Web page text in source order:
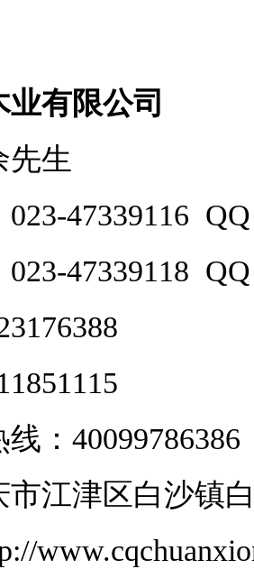
有限公司
先生
47339116
47339118
：40099786386
市江津区白沙镇